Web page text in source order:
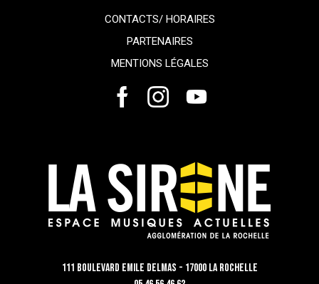
CONTACTS/ HORAIRES
PARTENAIRES
MENTIONS LÉGALES
111 Boulevard Emile Delmas - 17000 La Rochelle